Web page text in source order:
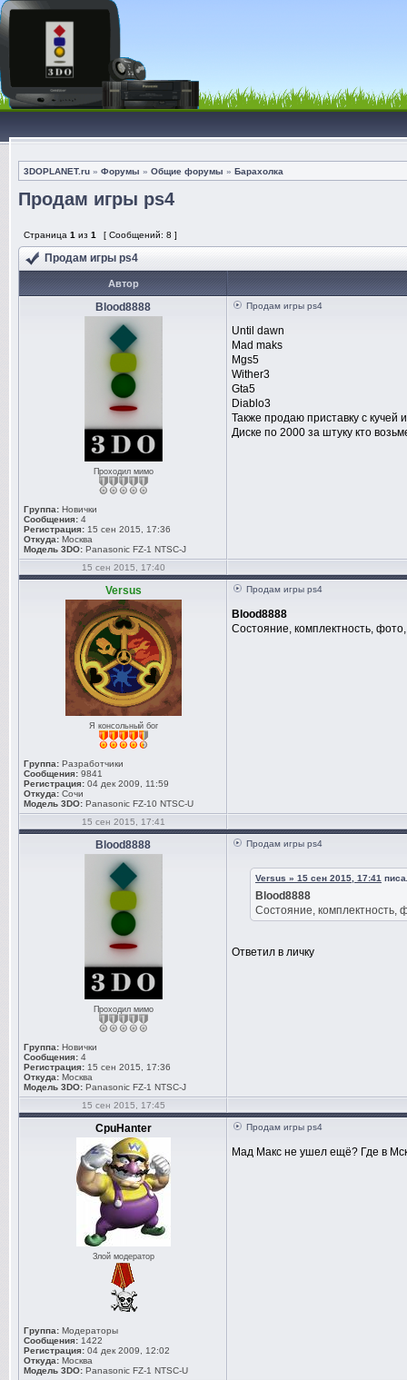
3DOPLANET.ru » Форумы » Общие форумы » Барахолка
Продам игры ps4
Страница 1 из 1 [ Сообщений: 8 ]
Продам игры ps4
Автор
Blood8888
Проходил мимо
Группа: Новички
Сообщения: 4
Регистрация: 15 сен 2015, 17:36
Откуда: Москва
Модель 3DO: Panasonic FZ-1 NTSC-J
Продам игры ps4
Until dawn
Mad maks
Mgs5
Wither3
Gta5
Diablo3
Также продаю приставку с кучей
Диске по 2000 за штуку кто
15 сен 2015, 17:40
Versus
Я консольный бог
Группа: Разработчики
Сообщения: 9841
Регистрация: 04 дек 2009, 11:59
Откуда: Сочи
Модель 3DO: Panasonic FZ-10 NTSC-U
Продам игры ps4
Blood8888
Состояние, комплектность,
15 сен 2015, 17:41
Blood8888
Проходил мимо
Группа: Новички
Сообщения: 4
Регистрация: 15 сен 2015, 17:36
Откуда: Москва
Модель 3DO: Panasonic FZ-1 NTSC-J
Продам игры ps4
Versus » 15 сен 2015, 17:41
Blood8888
Состояние, комплектность,
Ответил в личку
15 сен 2015, 17:45
CpuHanter
Злой модератор
Группа: Модераторы
Сообщения: 1422
Регистрация: 04 дек 2009, 12:02
Откуда: Москва
Модель 3DO: Panasonic FZ-1 NTSC-U
Продам игры ps4
Мад Макс не ушел ещё? Где в